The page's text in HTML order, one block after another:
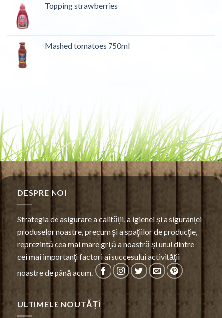
Topping strawberries
Mashed tomatoes 750ml
DESPRE NOI
Strategia de asigurare a calităţii, a igienei şi a siguranţei
produselor noastre, precum şi a spaţiilor de producţie,
reprezintă cea mai mare grijă a noastră şi unul dintre
cei mai importanţi factori ai succesului activităţii
noastre de până acum.
ULTIMELE NOUTĂȚÎ